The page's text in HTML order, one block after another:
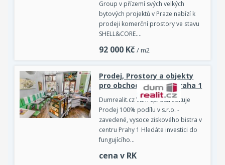
Group v přízemí svých velkých
bytových projektů v Praze nabízí k
prodeji komerční prostory ve stavu
SHELL&CORE.…
92 000 Kč / m2
Prodej, Prostory a objekty
pro obchod a služby, Praha 1
Dumrealit.cz Vám zprostředkuje
Prodej 100% podílu v s.r.o. -
zavedené, vysoce ziskového bistra v
centru Prahy 1 Hledáte investici do
fungujícího…
cena v RK